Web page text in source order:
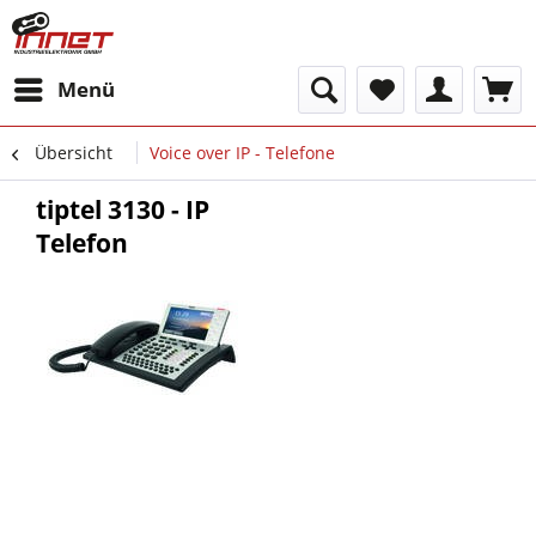
Menü
Übersicht Voice over IP - Telefone
tiptel 3130 - IP
Telefon